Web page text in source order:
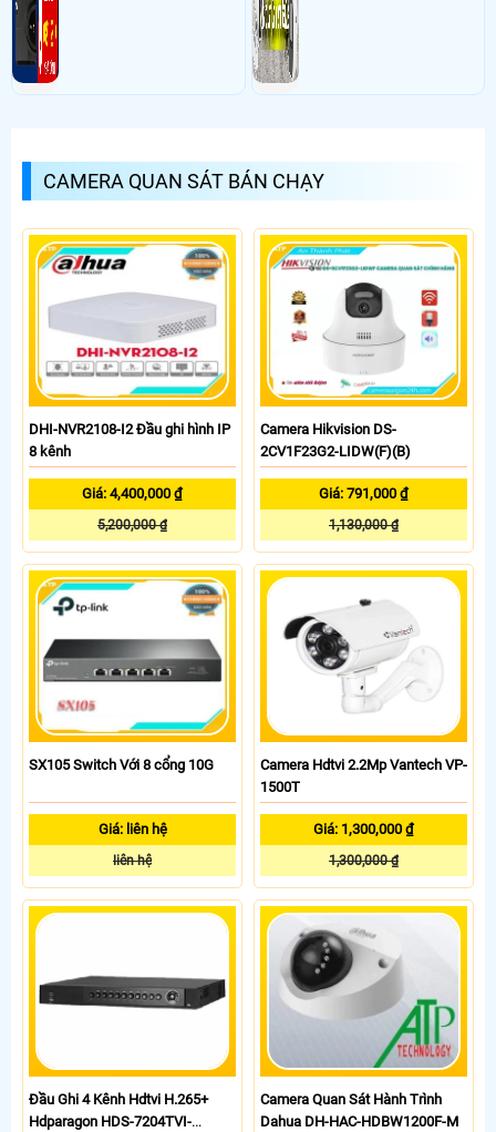
CAMERA QUAN SÁT BÁN CHẠY
DHI-NVR2108-I2 Đầu ghi hình IP
8 kênh
Giá: 4,400,000 ₫
5,200,000 ₫
Camera Hikvision DS-
2CV1F23G2-LIDW(F)(B)
Giá: 791,000 ₫
1,130,000 ₫
SX105 Switch Với 8 cổng 10G
Giá: liên hệ
liên hệ
Camera Hdtvi 2.2Mp Vantech VP-
1500T
Giá: 1,300,000 ₫
1,300,000 ₫
Đầu Ghi 4 Kênh Hdtvi H.265+
Hdparagon HDS-7204TVI-
Camera Quan Sát Hành Trình
Dahua DH-HAC-HDBW1200F-M